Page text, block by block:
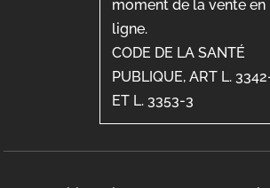
moment de la vente en
ligne.
CODE DE LA SANTÉ
PUBLIQUE, ART L.
ET L. 3353-3